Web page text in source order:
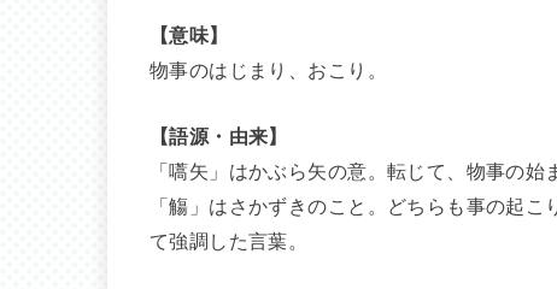
【意味】
物事のはじまり、おこり。
【語源・由来】
「嚆矢」はかぶら矢の意。転じて、物事の
「觴」はさかずきのこと。どちらも事の起
て強調した言葉。